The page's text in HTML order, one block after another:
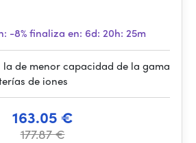
-8%finaliza en: 6d: 20h: 25m
la de menor capacidad de la gama
de iones
163.05 €
177.87 €